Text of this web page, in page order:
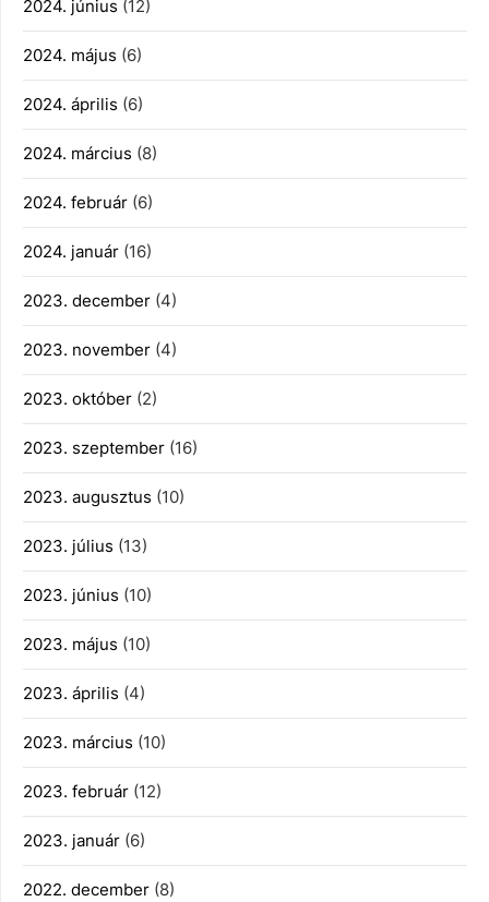
2024. június (12)
2024. május (6)
2024. április (6)
2024. március (8)
2024. február (6)
2024. január (16)
2023. december (4)
2023. november (4)
2023. október (2)
2023. szeptember (16)
2023. augusztus (10)
2023. július (13)
2023. június (10)
2023. május (10)
2023. április (4)
2023. március (10)
2023. február (12)
2023. január (6)
2022. december (8)